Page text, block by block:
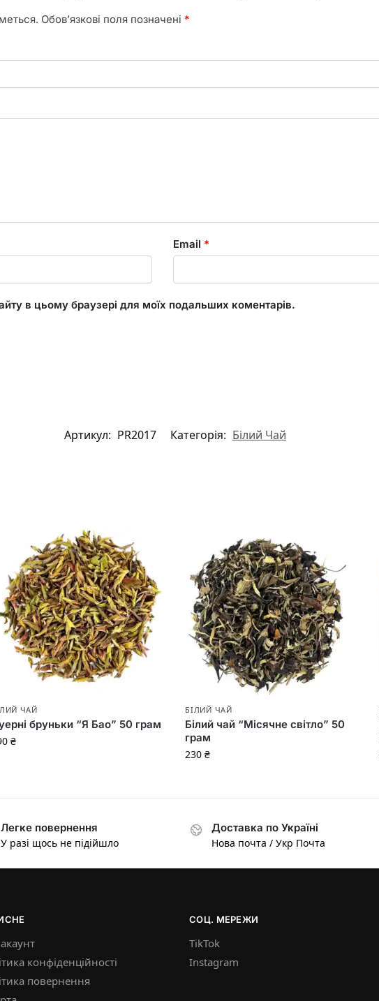
Обов’язкові поля позначені *
Email *
в цьому браузері для моїх подальших коментарів.
Артикул: PR2017 Категорія: Білий Чай
ЧАЙ
бруньки “Я Бао” 50 грам
₴
БІЛИЙ ЧАЙ
Білий чай “Місячне світло” 50
грам
230₴
Легке повернення
У разі щось не підійшло
Доставка по Україні
Нова почта / Укр Почта
конфіденційності
повернення
СОЦ. МЕРЕЖИ
TikTok
Instagram